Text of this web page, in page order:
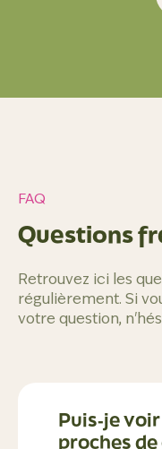
FAQ
Questions
Retrouvez ici les
régulièrement. Si
votre question,
Puis‑je
proches de